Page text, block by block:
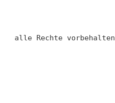
alle Rechte vorbehalten